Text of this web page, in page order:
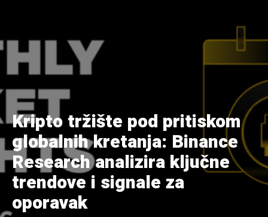
Kripto tržište pod pritiskom
globalnih kretanja: Binance
Research analizira ključne
trendove i signale za
oporavak